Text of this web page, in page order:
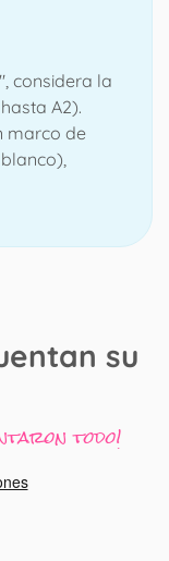
considera la
A2).
marco de
su
todo!